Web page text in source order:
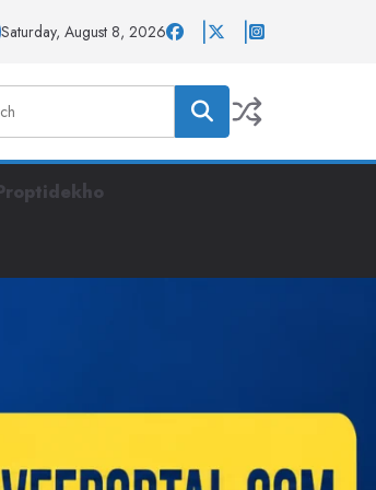
Saturday, August 8, 2026